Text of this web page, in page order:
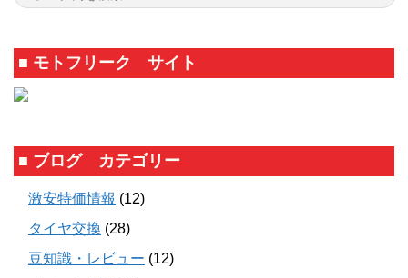
■ モトフリーク サイト
■ ブログ カテゴリー
激安特価情報 (12)
タイヤ交換 (28)
豆知識・レビュー (12)